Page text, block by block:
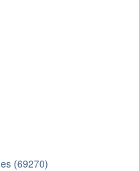
(69270)